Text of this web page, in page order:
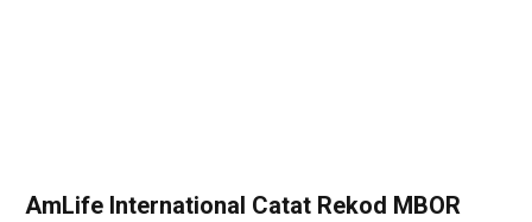
AmLife International Catat Rekod MBOR